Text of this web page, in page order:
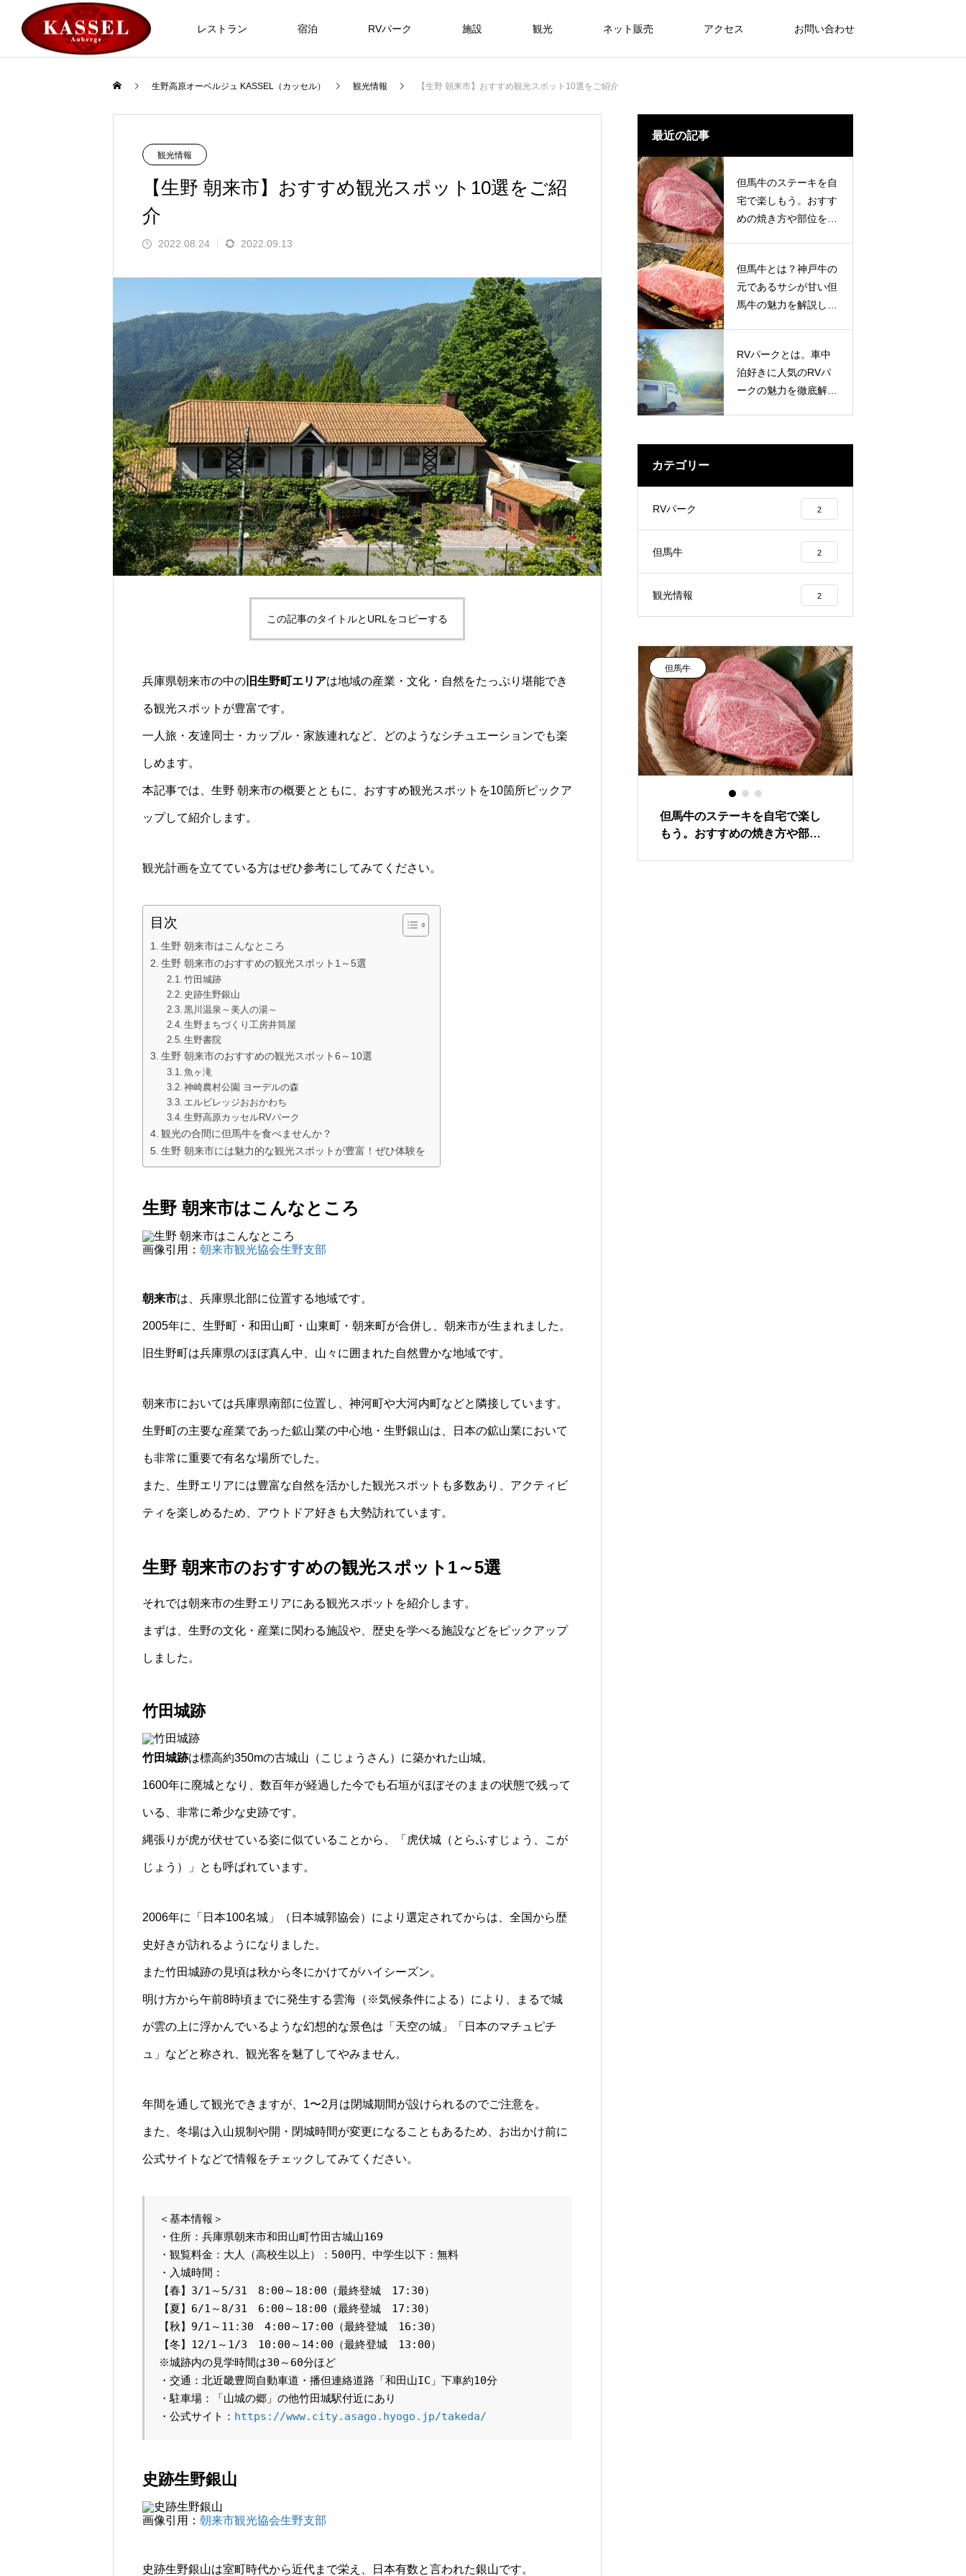
ABOUT レストラン 宿泊 RVパーク 施設 観光 ネット販売 アクセス お問い合わせ
生野高原オーベルジュ KASSEL（カッセル） 観光情報 【生野 朝来市】おすすめ観光スポット10選をご紹介
観光情報
【生野 朝来市】おすすめ観光スポット10選をご紹
介
2022.08.24 2022.09.13
この記事のタイトルとURLをコピーする
兵庫県朝来市の中の 旧生野町エリアは地域の産業・文化・自然をたっぷり堪能でき
る観光スポットが豊富です。
一人旅・友達同士・カップル・家族連れなど、どのようなシチュエーションでも楽
しめます。
本記事では、生野 朝来市の概要とともに、おすすめ観光スポットを10箇所ピックア
ップして紹介します。
観光計画を立てている方はぜひ参考にしてみてください。
目次
生野 朝来市はこんなところ
生野 朝来市のおすすめの観光スポット1～5選
竹田城跡
史跡生野銀山
黒川温泉～美人の湯～
生野まちづくり工房井筒屋
生野書院
生野 朝来市のおすすめの観光スポット6～10選
魚ヶ滝
神崎農村公園 ヨーデルの森
エルビレッジおおかわち
生野高原カッセルRVパーク
観光の合間に但馬牛を食べませんか？
生野 朝来市には魅力的な観光スポットが豊富！ぜひ体験を
生野 朝来市はこんなところ
画像引用： 朝来市観光協会生野支部
朝来市は、兵庫県北部に位置する地域です。
2005年に、生野町・和田山町・山東町・朝来町が合併し、朝来市が生まれました。
旧生野町は兵庫県のほぼ真ん中、山々に囲まれた自然豊かな地域です。
朝来市においては兵庫県南部に位置し、神河町や大河内町などと隣接しています。
生野町の主要な産業であった鉱山業の中心地・生野銀山は、日本の鉱山業において
も非常に重要で有名な場所でした。
また、生野エリアには豊富な自然を活かした観光スポットも多数あり、アクティビ
ティを楽しめるため、アウトドア好きも大勢訪れています。
生野 朝来市のおすすめの観光スポット1～5選
それでは朝来市の生野エリアにある観光スポットを紹介します。
まずは、生野の文化・産業に関わる施設や、歴史を学べる施設などをピックアップ
しました。
竹田城跡
竹田城跡は標高約350mの古城山（こじょうさん）に築かれた山城。
1600年に廃城となり、数百年が経過した今でも石垣がほぼそのままの状態で残って
いる、非常に希少な史跡です。
縄張りが虎が伏せている姿に似ていることから、「虎伏城（とらふすじょう、こが
じょう）」とも呼ばれています。
2006年に「日本100名城」（日本城郭協会）により選定されてからは、全国から歴
史好きが訪れるようになりました。
また竹田城跡の見頃は秋から冬にかけてがハイシーズン。
明け方から午前8時頃までに発生する雲海（※気候条件による）により、まるで城
が雲の上に浮かんでいるような幻想的な景色は「天空の城」「日本のマチュピチ
ュ」などと称され、観光客を魅了してやみません。
年間を通して観光できますが、1〜2月は閉城期間が設けられるのでご注意を。
また、冬場は入山規制や開・閉城時間が変更になることもあるため、お出かけ前に
公式サイトなどで情報をチェックしてみてください。
＜基本情報＞
・住所：兵庫県朝来市和田山町竹田古城山169
・観覧料金：大人（高校生以上）：500円、中学生以下：無料
・入城時間：
【春】3/1～5/31　8:00～18:00（最終登城　17:30）
【夏】6/1～8/31　6:00～18:00（最終登城　17:30）
【秋】9/1～11:30　4:00～17:00（最終登城　16:30）
【冬】12/1～1/3　10:00～14:00（最終登城　13:00）
※城跡内の見学時間は30～60分ほど
・交通：北近畿豊岡自動車道・播但連絡道路「和田山IC」下車約10分
・駐車場：「山城の郷」の他竹田城駅付近にあり
・公式サイト： https://www.city.asago.hyogo.jp/takeda/
史跡生野銀山
画像引用： 朝来市観光協会生野支部
史跡生野銀山は室町時代から近代まで栄え、日本有数と言われた銀山です。
最近の記事
但馬牛のステーキを自
宅で楽しもう。おすす
めの焼き方や部位をご
但馬牛とは？神戸牛の
元であるサシが甘い但
馬牛の魅力を解説しま
RVパークとは。車中
泊好きに人気のRVパ
ークの魅力を徹底解説
カテゴリー
RVパーク 2
但馬牛 2
観光情報 2
但馬牛
但馬牛のステーキを自宅で楽し
もう。おすすめの焼き方や部位